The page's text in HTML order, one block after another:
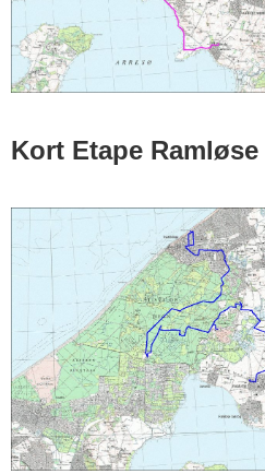
Kort Etape